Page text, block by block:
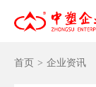
首页 > 企业资讯